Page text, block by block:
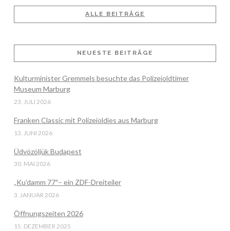
ALLE BEITRÄGE
NEUESTE BEITRÄGE
Kulturminister Gremmels besuchte das Polizeioldtimer
Museum Marburg
23. JULI 2026
Franken Classic mit Polizeioldies aus Marburg
13. JUNI 2026
Üdvözöljük Budapest
30. MAI 2026
„Ku’damm 77″– ein ZDF-Dreiteiler
3. JANUAR 2026
Öffnungszeiten 2026
15. DEZEMBER 2025